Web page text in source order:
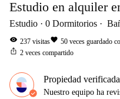
Estudio en alquiler
Estudio 0 Dormitorios
visibility 237 visitasfavorite 50 veces guardado
ios_share 2 veces compartido
Propiedad
Nuestro equipo ha